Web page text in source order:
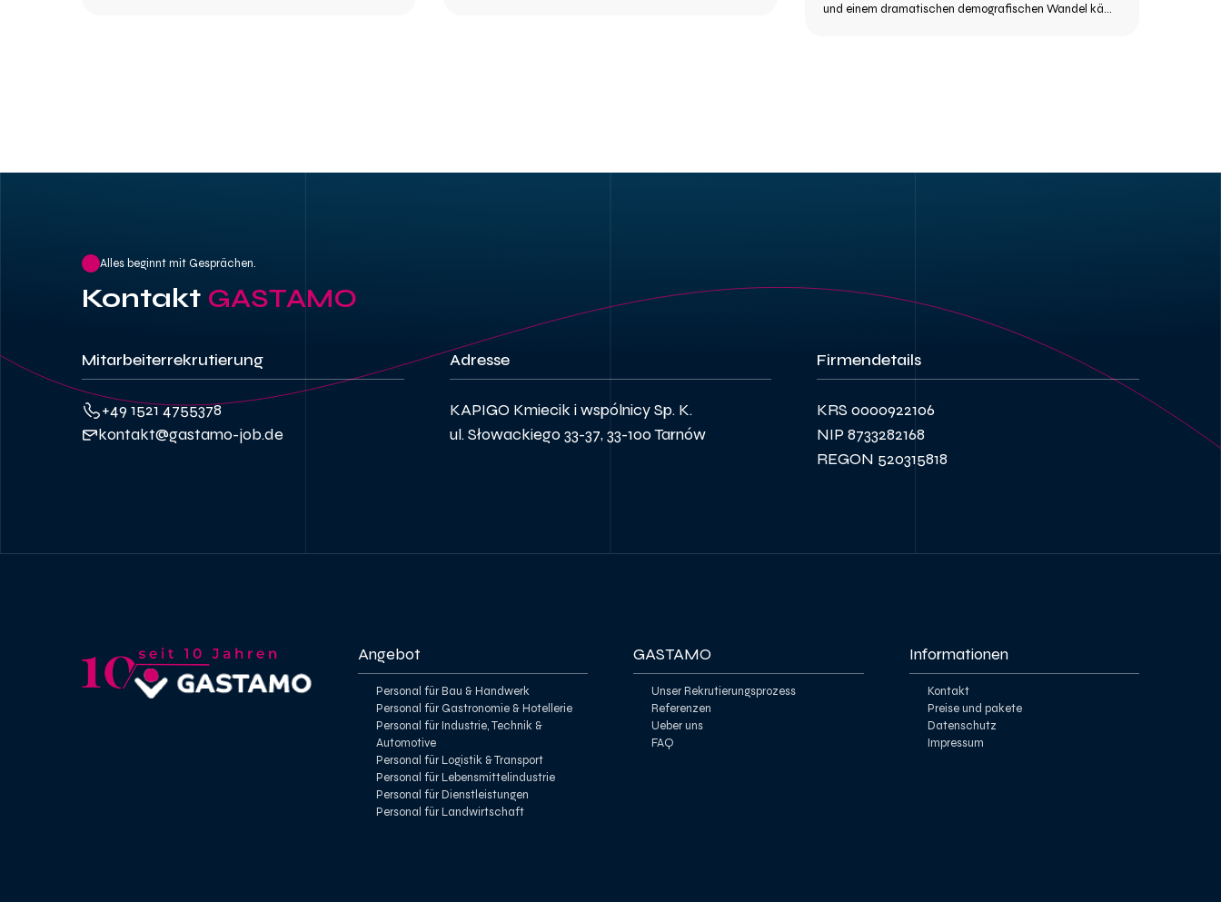
und einem dramatischen demografischen Wandel kä...
Alles beginnt mit Gesprächen.
Kontakt GASTAMO
Mitarbeiterrekrutierung
+49 1521 4755378
kontakt@gastamo-job.de
Adresse
KAPIGO Kmiecik i wspólnicy Sp. K.
ul. Słowackiego 33-37, 33-100 Tarnów
Firmendetails
KRS 0000922106
NIP 8733282168
REGON 520315818
Angebot
Personal für Bau & Handwerk
Personal für Gastronomie & Hotellerie
Personal für Industrie, Technik &
Automotive
Personal für Logistik & Transport
Personal für Lebensmittelindustrie
Personal für Dienstleistungen
Personal für Landwirtschaft
GASTAMO
Unser Rekrutierungsprozess
Referenzen
Ueber uns
FAQ
Informationen
Kontakt
Preise und pakete
Datenschutz
Impressum